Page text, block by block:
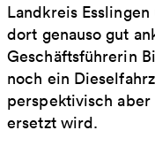
Landkreis
dort genauso gut
Geschäftsführerin
noch ein
perspektivisch
ersetzt wird.